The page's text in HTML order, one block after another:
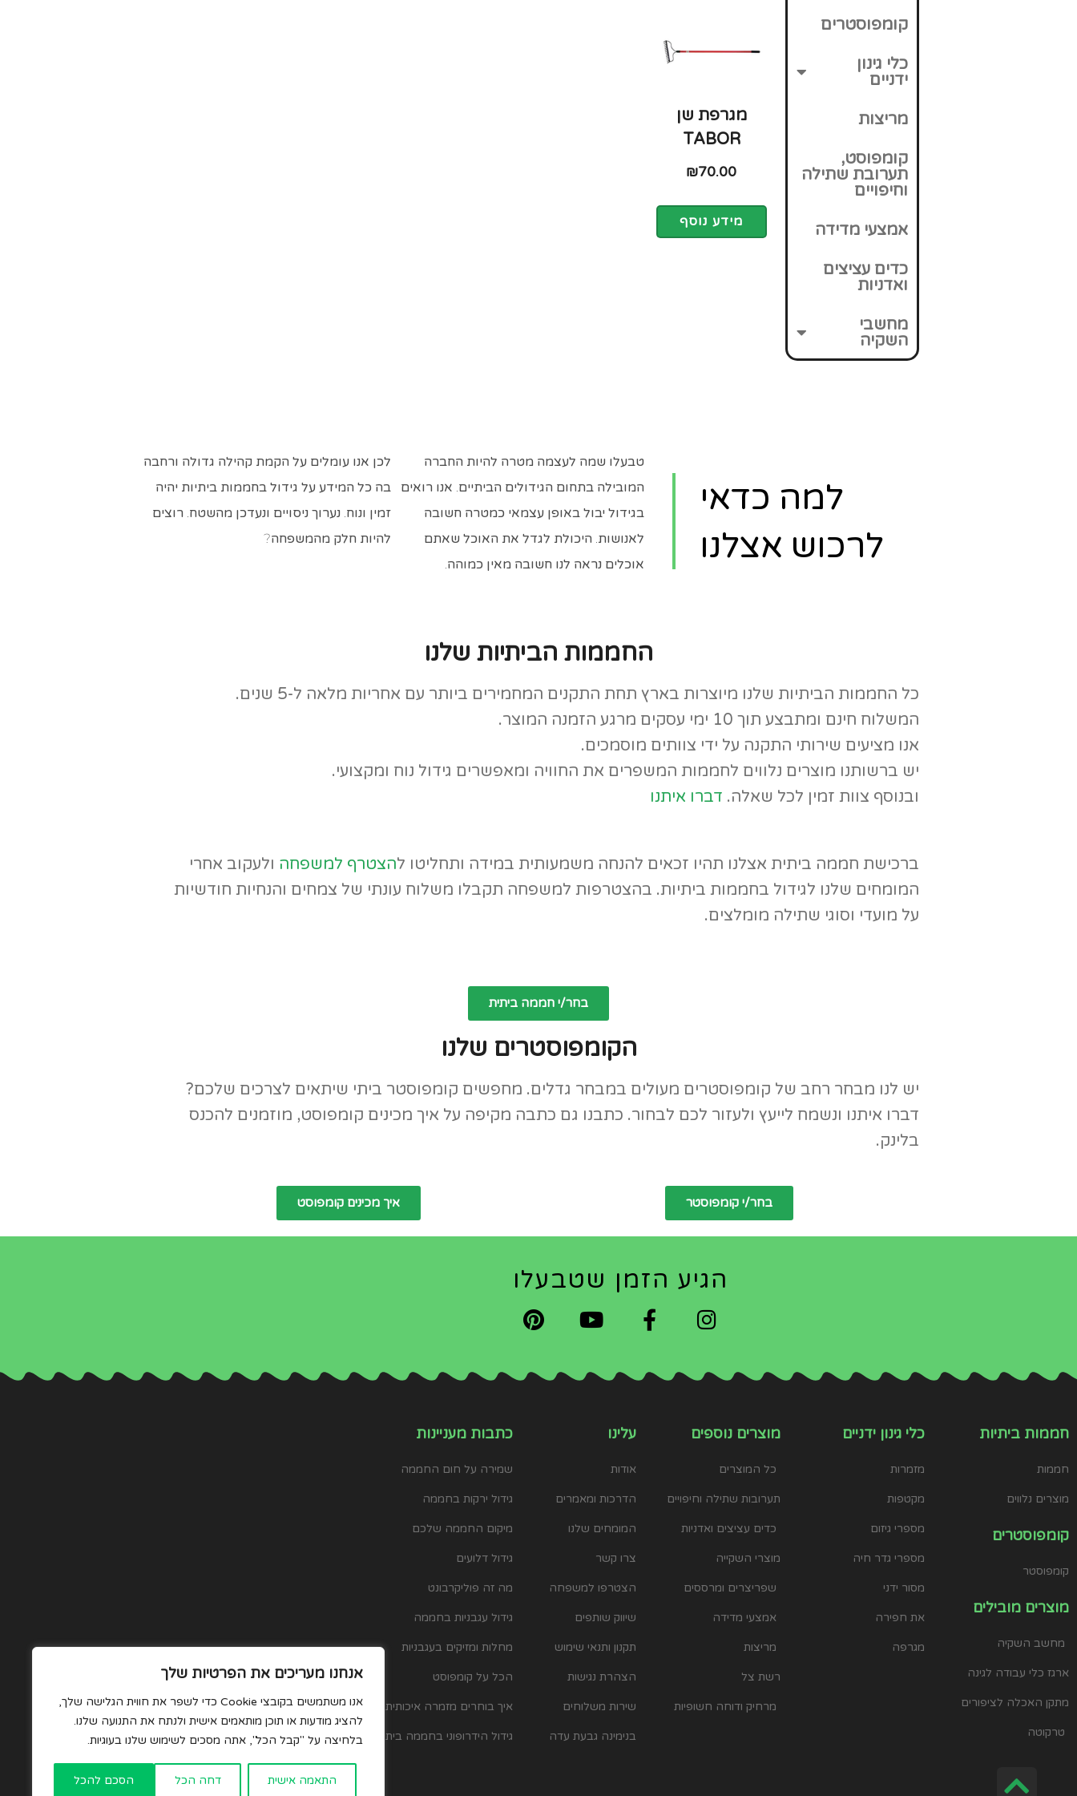
אנחנו מעריכים את הפרטיות שלך
אנו משתמשים בקובצי Cookie כדי לשפר את חווית הגלישה שלך,
להציג מודעות או תוכן מותאמים אישית ולנתח את התנועה שלנו.
בלחיצה על "קבל הכל", אתה מסכים לשימוש שלנו בעוגיות.
התאמה אישית דחה הכל הסכם להכל
קומפוסטרים
כלי גינון
ידניים
מריצות
קומפוסט,
תערובת שתילה
וחיפויים
אמצעי מדידה
כדים עציצים
ואדניות
מחשבי
השקיה
מגרפת שן
TABOR
₪70.00
מידע נוסף
למה כדאי
לרכוש אצלנו
טבעלו שמה לעצמה מטרה להיות החברה
המובילה בתחום הגידולים הביתיים. אנו רואים
בגידול יבול באופן עצמאי כמטרה חשובה
לאנושות. היכולת לגדל את האוכל שאתם
אוכלים נראה לנו חשובה מאין כמוהה.
לכן אנו עומלים על הקמת קהילה גדולה ורחבה
בה כל המידע על גידול בחממות ביתיות יהיה
זמין ונוח. נערוך ניסויים ונעדכן מהשטח. רוצים
להיות חלק מהמשפחה?
החממות הביתיות שלנו
כל החממות הביתיות שלנו מיוצרות בארץ תחת התקנים המחמירים ביותר עם אחריות מלאה ל-5 שנים.
המשלוח חינם ומתבצע תוך 10 ימי עסקים מרגע הזמנה המוצר.
אנו מציעים שירותי התקנה על ידי צוותים מוסמכים.
יש ברשותנו מוצרים נלווים לחממות המשפרים את החוויה ומאפשרים גידול נוח ומקצועי.
ובנוסף צוות זמין לכל שאלה. דברו איתנו
ברכישת חממה ביתית אצלנו תהיו זכאים להנחה משמעותית במידה ותחליטו להצטרף למשפחה ולעקוב אחרי
המומחים שלנו לגידול בחממות ביתיות. בהצטרפות למשפחה תקבלו משלוח עונתי של צמחים והנחיות חודשיות
על מועדי וסוגי שתילה מומלצים.
בחר/י חממה ביתית
הקומפוסטרים שלנו
יש לנו מבחר רחב של קומפוסטרים מעולים במבחר גדלים. מחפשים קומפוסטר ביתי שיתאים לצרכים שלכם?
דברו איתנו ונשמח לייעץ ולעזור לכם לבחור. כתבנו גם כתבה מקיפה על איך מכינים קומפוסט, מוזמנים להכנס
בלינק.
בחר/י קומפוסטר איך מכינים קומפוסט
הגיע הזמן שטבעלו
חממות ביתיות
חממות
מוצרים נלווים
קומפוסטרים
קומפוסטר
מוצרים מובילים
מחשב השקיה
ארגז כלי עבודה לגינה
מתקן האכלה לציפורים
טרקוטה
כלי גינון ידניים
מזמרות
מקטפות
מספרי גיזום
מספרי גדר חיה
מסור ידני
את חפירה
מגרפה
מוצרים נוספים
כל המוצרים
תערובות שתילה וחיפויים
כדים עציצים ואדניות
מוצרי השקייה
שפריצרים ומרססים
אמצעי מדידה
מריצות
רשת צל
מרחיק ודוחה חשופיות
עלינו
אודות
הדרכות ומאמרים
המומחים שלנו
צרו קשר
הצטרפו למשפחה
שיווק שותפים
תקנון ותנאי שימוש
הצהרת נגישות
שירות משלוחים
בנימינה גבעת עדה
כתבות מעניינות
שמירה על חום החממה
גידול ירקות בחממה
מיקום החממה שלכם
גידול דלועים
מה זה פוליקרבונט
גידול עגבניות בחממה
מחלות ומזיקים בעגבניות
הכל על קומפוסט
איך בוחרים מזמרה איכותית
גידול הידרופוני בחממה ביתית
גלילה